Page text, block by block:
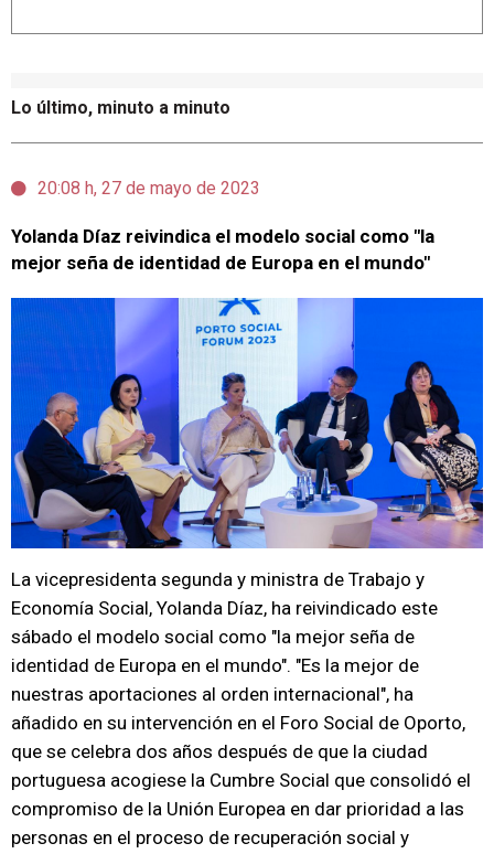
Lo último, minuto a minuto
20:08 h, 27 de mayo de 2023
Yolanda Díaz reivindica el modelo social como "la
mejor seña de identidad de Europa en el mundo"
La vicepresidenta segunda y ministra de Trabajo y
Economía Social, Yolanda Díaz, ha reivindicado este
sábado el modelo social como "la mejor seña de
identidad de Europa en el mundo". "Es la mejor de
nuestras aportaciones al orden internacional", ha
añadido en su intervención en el Foro Social de Oporto,
que se celebra dos años después de que la ciudad
portuguesa acogiese la Cumbre Social que consolidó el
compromiso de la Unión Europea en dar prioridad a las
personas en el proceso de recuperación social y